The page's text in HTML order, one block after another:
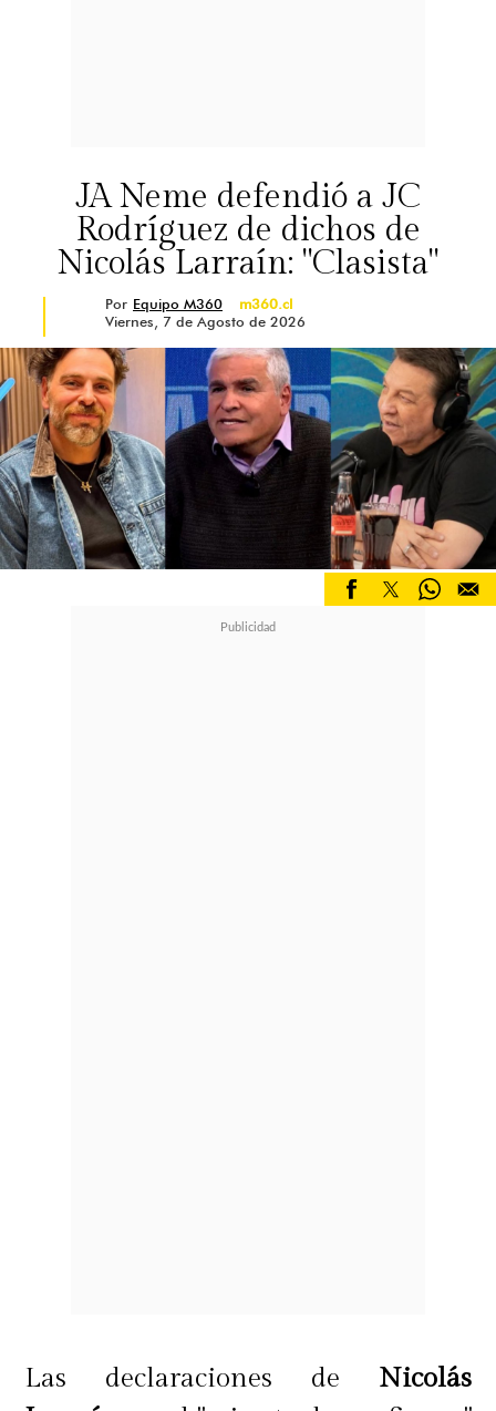
JA Neme defendió a JC
Rodríguez de dichos de
Nicolás Larraín: "Clasista"
Por Equipo M360
m360.cl
Viernes, 7 de Agosto de 2026
Las declaraciones de Nicolás